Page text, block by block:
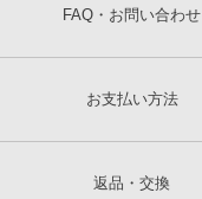
FAQ・お問い合わせ
お支払い方法
返品・交換